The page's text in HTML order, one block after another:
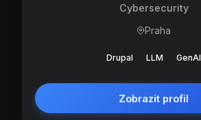
Cybersecurity
Praha
Drupal LLM GenAI
Zobrazit profil